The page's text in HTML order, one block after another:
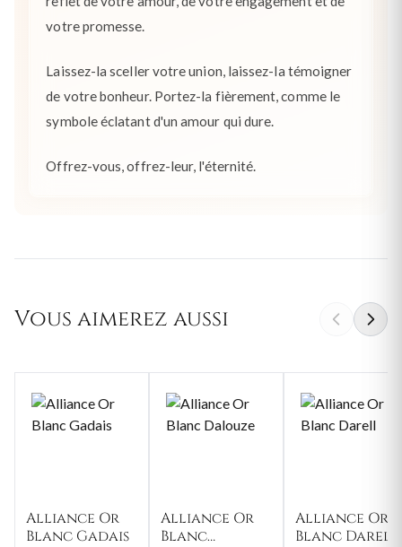
votre promesse.
Laissez-la sceller votre union, laissez-la témoigner
de votre bonheur. Portez-la fièrement, comme le
symbole éclatant d'un amour qui dure.
Offrez-vous, offrez-leur, l'éternité.
Vous aimerez aussi
Alliance Or
Blanc Gadais
Alliance Or
Blanc
Alliance Or
Blanc Darell